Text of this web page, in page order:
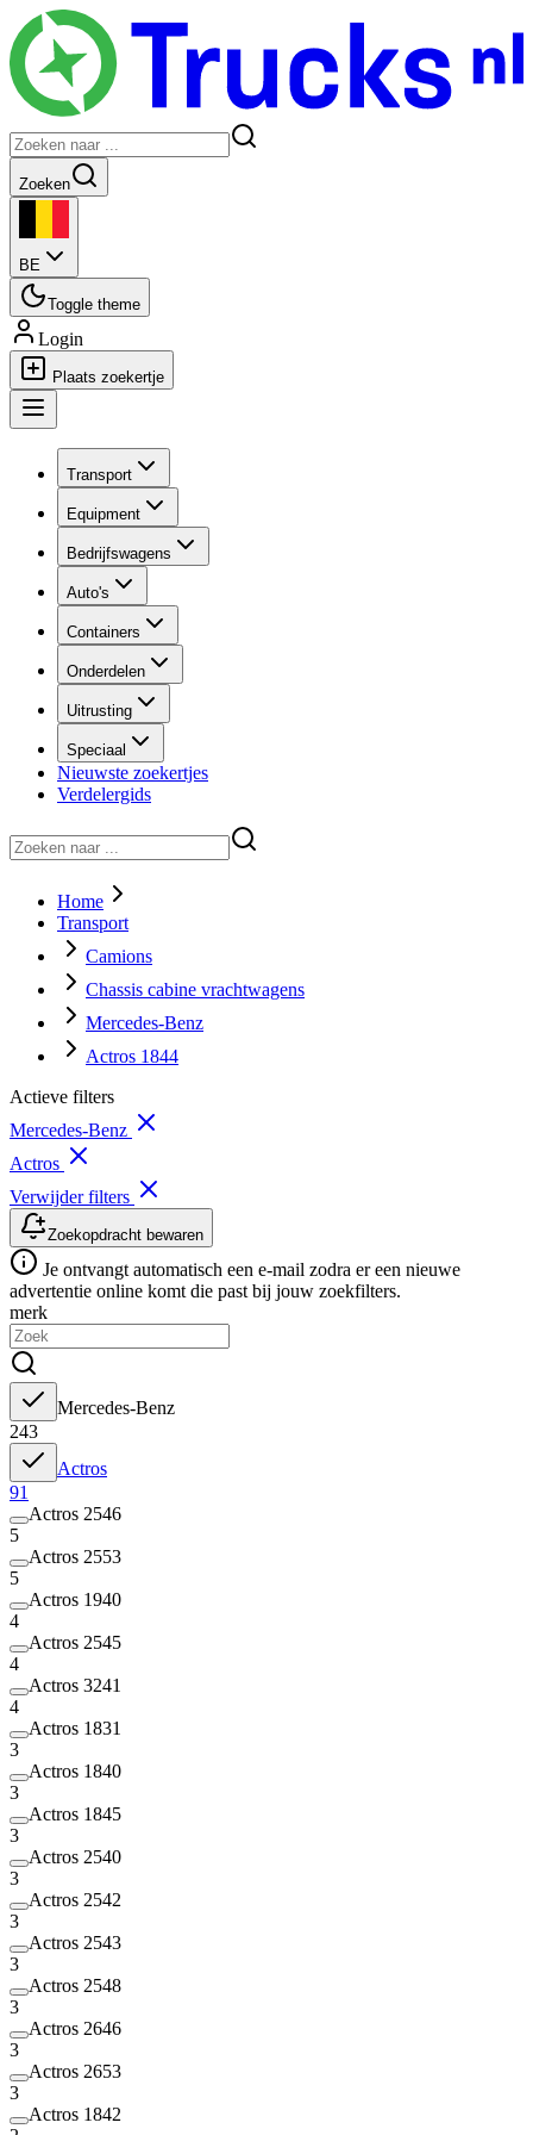
Zoeken
BE
Toggle theme
Login
Plaats zoekertje
Transport
Equipment
Bedrijfswagens
Auto's
Containers
Onderdelen
Uitrusting
Speciaal
Nieuwste zoekertjes
Verdelergids
Home
Transport
Camions
Chassis cabine vrachtwagens
Mercedes-Benz
Actros 1844
Actieve filters
Mercedes-Benz
Actros
Verwijder filters
Zoekopdracht bewaren
Je ontvangt automatisch een e-mail zodra er een nieuwe
advertentie online komt die past bij jouw zoekfilters.
merk
Mercedes-Benz
243
Actros
91
Actros 2546
5
Actros 2553
5
Actros 1940
4
Actros 2545
4
Actros 3241
4
Actros 1831
3
Actros 1840
3
Actros 1845
3
Actros 2540
3
Actros 2542
3
Actros 2543
3
Actros 2548
3
Actros 2646
3
Actros 2653
3
Actros 1842